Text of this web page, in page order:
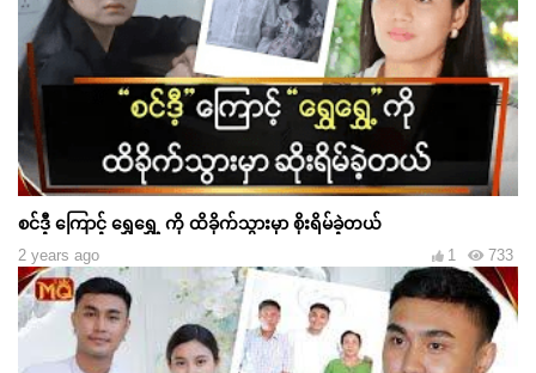
စင်ဒီ့ ကြောင့် ရွှေရွှေ့ ကို ထိခိုက်သွားမှာ စိုးရိမ်ခဲ့တယ်
2 years ago 733
1